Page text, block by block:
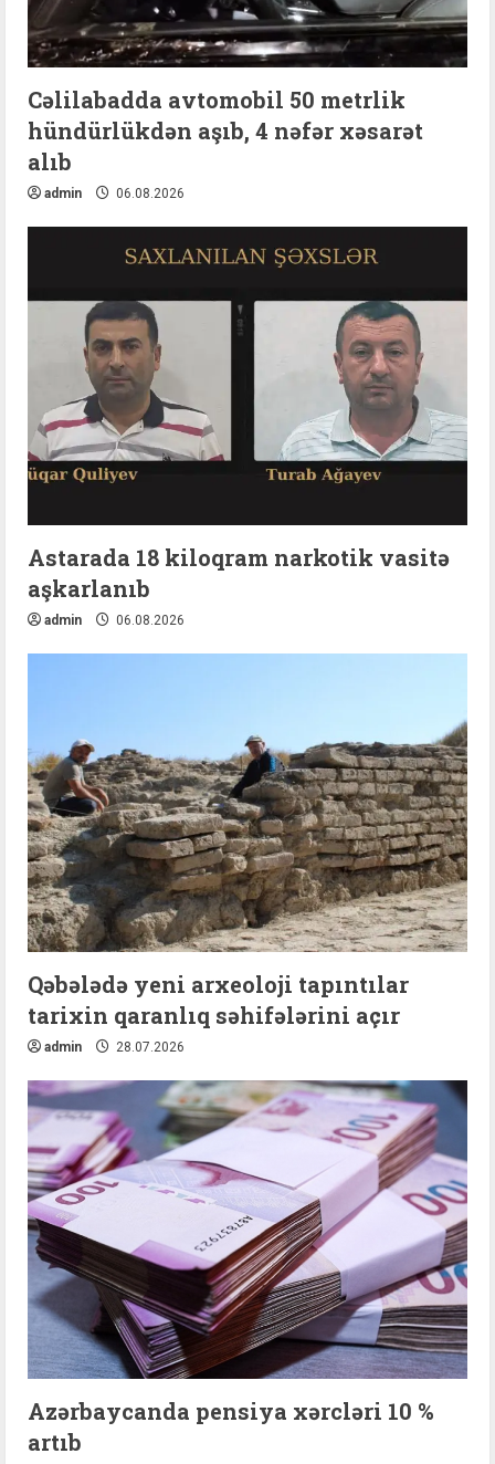
Cəlilabadda avtomobil 50 metrlik
hündürlükdən aşıb, 4 nəfər xəsarət
alıb
admin 06.08.2026
Astarada 18 kiloqram narkotik vasitə
aşkarlanıb
admin 06.08.2026
Qəbələdə yeni arxeoloji tapıntılar
tarixin qaranlıq səhifələrini açır
admin 28.07.2026
Azərbaycanda pensiya xərcləri 10 %
artıb